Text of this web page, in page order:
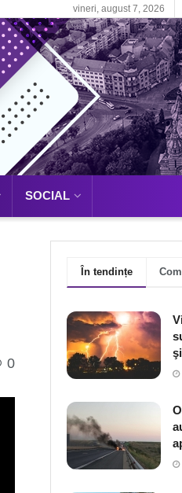
vineri, august 7, 2026
SOCIAL
0
În tendințe